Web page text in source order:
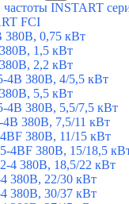
частоты INSTART
FCI
0,75 кВт
1,5 кВт
2,2 кВт
4B 380В, 4/5,5 кВт
5,5 кВт
4B 380В, 5,5/7,5 кВт
380В, 7,5/11 кВт
380В, 11/15 кВт
4BF 380В, 15/18,5
4 380В, 18,5/22 кВт
380В, 22/30 кВт
380В, 30/37 кВт